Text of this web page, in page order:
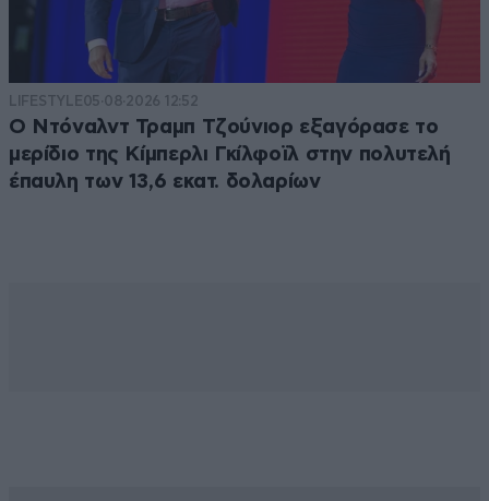
LIFESTYLE05·08·2026 12:52
Ο Ντόναλντ Τραμπ Τζούνιορ εξαγόρασε το
μερίδιο της Κίμπερλι Γκίλφοϊλ στην πολυτελή
έπαυλη των 13,6 εκατ. δολαρίων